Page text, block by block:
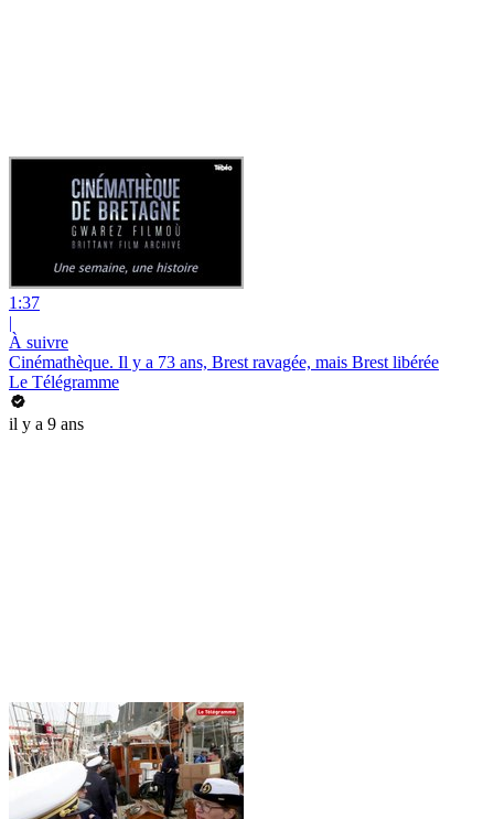
1:37
|
À suivre
Cinémathèque. Il y a 73 ans, Brest ravagée, mais Brest libérée
Le Télégramme
il y a 9 ans